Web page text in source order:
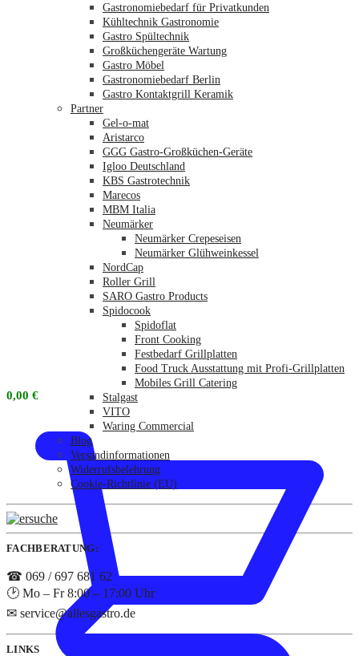
0,00 €
Gastronomiebedarf für Privatkunden
Kühltechnik Gastronomie
Gastro Spültechnik
Großküchengeräte Wartung
Gastro Möbel
Gastronomiebedarf Berlin
Gastro Kontaktgrill Keramik
Partner
Gel-o-mat
Aristarco
GGG Gastro-Großküchen-Geräte
Igloo Deutschland
KBS Gastrotechnik
Marecos
MBM Italia
Neumärker
Neumärker Crepeseisen
Neumärker Glühweinkessel
NordCap
Roller Grill
SARO Gastro Products
Spidocook
Spidoflat
Front Cooking
Festbedarf Grillplatten
Food Truck Ausstattung mit Profi-Grillplatten
Mobiles Grill Catering
Stalgast
VITO
Waring Commercial
Blog
Versandinformationen
Widerrufsbelehrung
Cookie-Richtlinie (EU)
FACHBERATUNG:
☎ 069 / 697 681 62
🕑 Mo – Fr 8:00 – 17:00 Uhr
✉ service@allesgastro.de
LINKS